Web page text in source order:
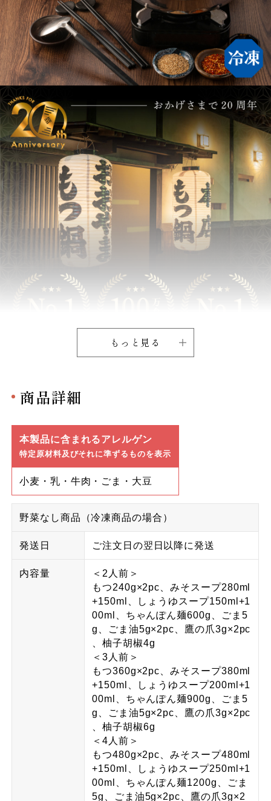
もっと見る
商品詳細
本製品に含まれるアレルゲン
特定原材料及びそれに準ずるものを表示
小麦・乳・牛肉・ごま・大豆
野菜なし商品（冷凍商品の場合）
発送日 ご注文日の翌日以降に発送
内容量
＜2人前＞
もつ240g×2pc、みそスープ280ml
+150ml、しょうゆスープ150ml+1
00ml、ちゃんぽん麺600g、ごま5
g、ごま油5g×2pc、鷹の爪3g×2pc
、柚子胡椒4g
＜3人前＞
もつ360g×2pc、みそスープ380ml
+150ml、しょうゆスープ200ml+1
00ml、ちゃんぽん麺900g、ごま5
g、ごま油5g×2pc、鷹の爪3g×2pc
、柚子胡椒6g
＜4人前＞
もつ480g×2pc、みそスープ480ml
+150ml、しょうゆスープ250ml+1
00ml、ちゃんぽん麺1200g、ごま
5g、ごま油5g×2pc、鷹の爪3g×2